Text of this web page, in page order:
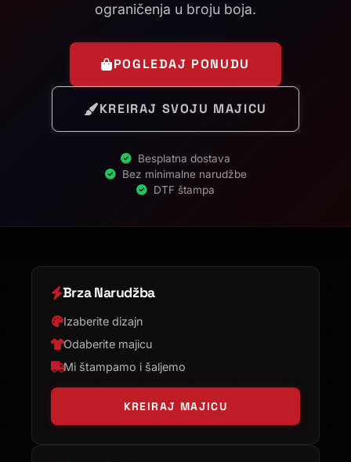
ograničenja u broju boja.
POGLEDAJ PONUDU
KREIRAJ SVOJU MAJICU
Besplatna dostava
Bez minimalne narudžbe
DTF štampa
Brza Narudžba
Izaberite dizajn
Odaberite majicu
Mi štampamo i šaljemo
KREIRAJ MAJICU